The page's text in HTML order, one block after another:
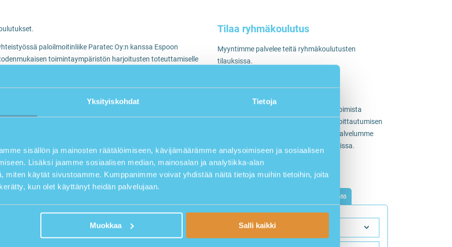
Yksityiskohdat Tietoja
sisällön ja mainosten räätälöimiseen, kävijämäärämme analysoimiseen ja sosiaalisen
Lisäksi jaamme sosiaalisen median, mainosalan ja analytiikka-alan
miten käytät sivustoamme. Kumppanimme voivat yhdistää näitä tietoja muihin tietoihin, joita
kun olet käyttänyt heidän palvelujaan.
Muokkaa Salli kaikki
paloilmoitinliike Paratec Oy:n kanssa Espoon
toimintaympäristön harjoitusten toteuttamiselle
oikea toiminta tulipaloissa tai muissa kiireellistä
ja vähentämään tulipalon aiheuttamia vahinkoja
sammutusharjoituksista.
ja onnettomuuksia tulen kanssa työskenneltäessä.
huomioimaan riskejä ja tulemaan entistä tietoisemmaksi
välttyä. Tulitöistä johtuvien suurpalojen määrä on
noin 40 prosentista alle viiteen prosenttiin kaikista
kerran tai uusii vuosittain noin 70 000 henkilöä.
Tilaa ryhmäkoulutus
Myyntimme palvelee teitä ryhmäkoulutusten
tilauksissa.
Pyydä tarjous ryhmäkoulutuksesta
Alapuolelta löydät listauksen kaikille avoimista
tulevista koulutuksista ja voit tehdä ilmoittautumisen
koulutukseen verkossa. Myös asiakaspalvelumme
auttaa teitä yksittäisissä kurssivarauksissa.
Jätä yhteydenottopyyntö
Tilaa uutiskirjeemme
Jätä tarjouspyyntö
Valitse koulutus